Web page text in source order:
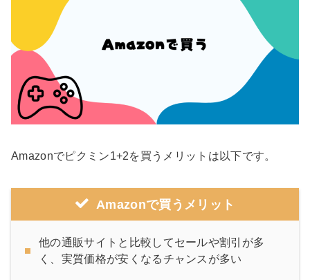
Amazonでピクミン1+2を買うメリットは以下です。
Amazonで買うメリット
他の通販サイトと比較してセールや割引が多
く、実質価格が安くなるチャンスが多い